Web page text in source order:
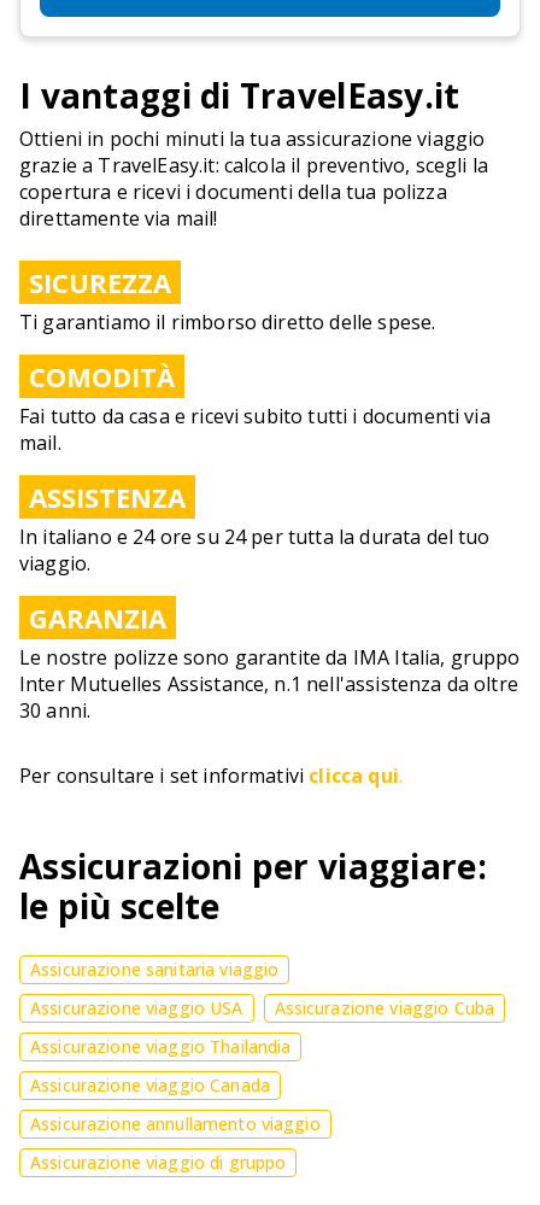
I vantaggi di TravelEasy.it
Ottieni in pochi minuti la tua assicurazione viaggio
grazie a TravelEasy.it: calcola il preventivo, scegli la
copertura e ricevi i documenti della tua polizza
direttamente via mail!
SICUREZZA
Ti garantiamo il rimborso diretto delle spese.
COMODITÀ
Fai tutto da casa e ricevi subito tutti i documenti via
mail.
ASSISTENZA
In italiano e 24 ore su 24 per tutta la durata del tuo
viaggio.
GARANZIA
Le nostre polizze sono garantite da IMA Italia, gruppo
Inter Mutuelles Assistance, n.1 nell'assistenza da oltre
30 anni.
Per consultare i set informativi clicca qui.
Assicurazioni per viaggiare:
le più scelte
Assicurazione sanitaria viaggio
Assicurazione viaggio USA
Assicurazione viaggio Cuba
Assicurazione viaggio Thailandia
Assicurazione viaggio Canada
Assicurazione annullamento viaggio
Assicurazione viaggio di gruppo